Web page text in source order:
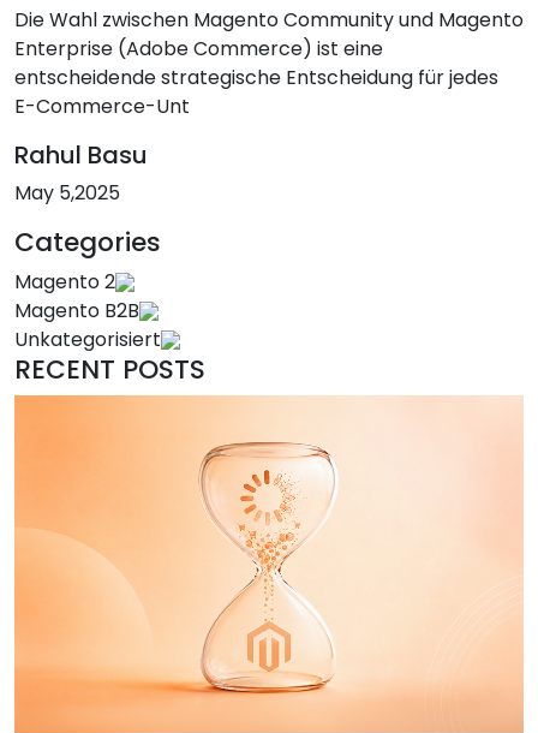
Die Wahl zwischen Magento Community und Magento
Enterprise (Adobe Commerce) ist eine
entscheidende strategische Entscheidung für jedes
E-Commerce-Unt
Rahul Basu
May 5,2025
Categories
Magento 2
Magento B2B
Unkategorisiert
RECENT POSTS